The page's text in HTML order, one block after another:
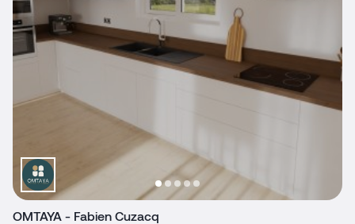
OMTAYA - Fabien Cuzacq